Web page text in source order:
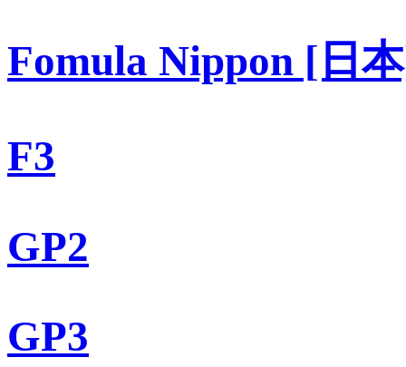
Fomula Nippon [日
F3
GP2
GP3